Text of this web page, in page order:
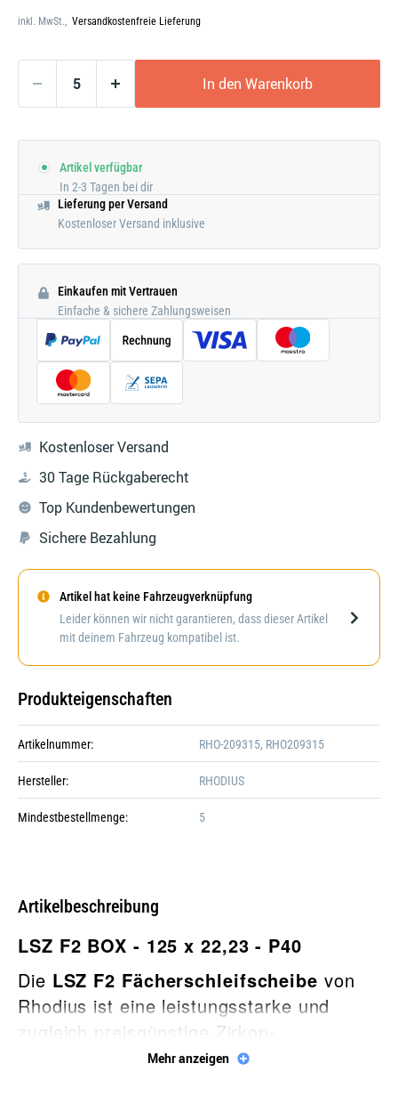
inkl. MwSt., Versandkostenfreie Lieferung
In den Warenkorb
Artikel verfügbar
In 2-3 Tagen bei dir
Lieferung per Versand
Kostenloser Versand inklusive
Einkaufen mit Vertrauen
Einfache & sichere Zahlungsweisen
Kostenloser Versand
30 Tage Rückgaberecht
Top Kundenbewertungen
Sichere Bezahlung
Darstellung kann abweichen
Artikel hat keine Fahrzeugverknüpfung
Leider können wir nicht garantieren, dass dieser Artikel
mit deinem Fahrzeug kompatibel ist.
Produkteigenschaften
Artikelnummer: RHO-209315, RHO209315
Hersteller: RHODIUS
Mindestbestellmenge: 5
Artikelbeschreibung
LSZ F2 BOX - 125 x 22,23 - P40
Die LSZ F2 Fächerschleifscheibe von
Rhodius ist eine leistungsstarke und
zugleich preisgünstige Zirkon-
Fächerschleifscheibe für Stahl und
Mehr anzeigen